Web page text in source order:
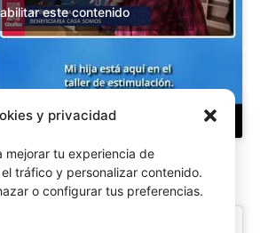
y privacidad
mejorar tu experiencia de
tráfico y personalizar contenido.
o configurar tus preferencias.
este contenido
CLICK AQUI
TikTok destacado